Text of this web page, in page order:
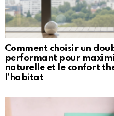
Comment choisir un
performant pour
naturelle et le confort
l’habitat